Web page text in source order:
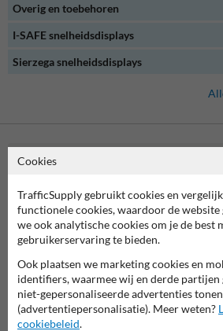
Onze snelheidsdisplays zijn gemakkelijk te
een verkeerskundige bent of gewoon
snelheidsdisplay biedt de oplossing.
Overig en toebehoren
I-SAFE snelheidsdisplays
Sierzega snelheidsdisplays
Neem contact met ons op
7920070.
Vragen? Stuur een e-mail naar
formulier in en we reageren zo spoedig
info@trafficsupply.nl
Alle contactgegevens
Cookies
TrafficSupply gebruikt cookies en
functionele cookies, waardoor de website
we ook analytische cookies om je de best
gebruikerservaring te bieden.
Ook plaatsen we marketing cookies en
identifiers, waarmee wij en derde partijen
niet-gepersonaliseerde advertenties tonen
(advertentiepersonalisatie). Meer weten?
cookiebeleid.